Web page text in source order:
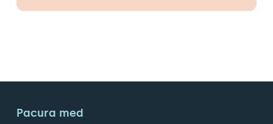
Pacura med